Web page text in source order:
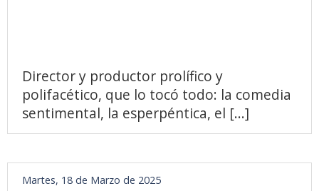
Director y productor prolífico y
polifacético, que lo tocó todo: la comedia
sentimental, la esperpéntica, el [...]
Martes, 18 de Marzo de 2025